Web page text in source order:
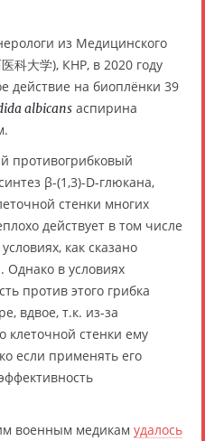
из Медицинского
科大学), КНР, в 2020 году
действие на биоплёнки 39
albicans аспирина
противогрибковый
β-(1,3)-D-глюкана,
стенки многих
действует в том числе
условиях, как сказано
Однако в условиях
против этого грибка
вдвое, т.к. из-за
клеточной стенки ему
если применять его
военным медикам удалось